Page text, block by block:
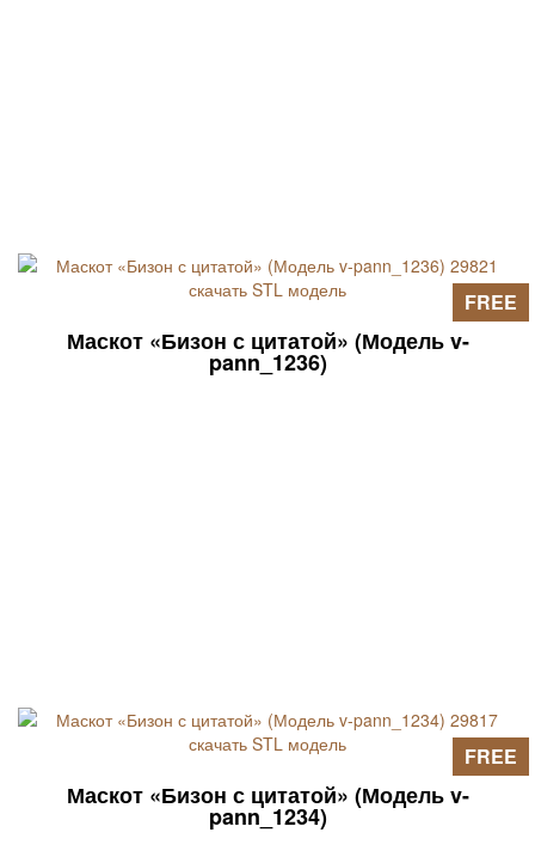
Маскот «Бизон с цитатой» (Модель v-
pann_1236)
FREE
Маскот «Бизон с цитатой» (Модель v-
pann_1234)
FREE